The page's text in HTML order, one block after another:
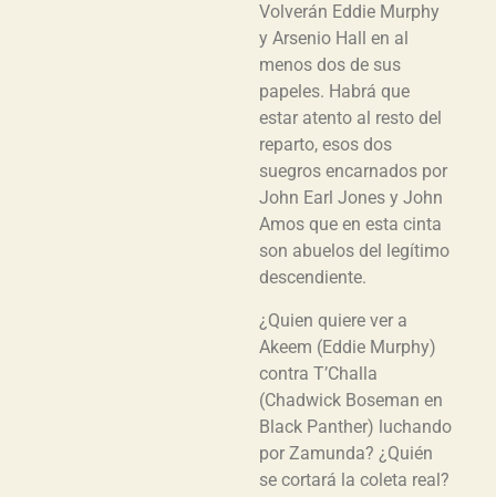
Volverán Eddie Murphy
y Arsenio Hall en al
menos dos de sus
papeles. Habrá que
estar atento al resto del
reparto, esos dos
suegros encarnados por
John Earl Jones y John
Amos que en esta cinta
son abuelos del legítimo
descendiente.
¿Quien quiere ver a
Akeem (Eddie Murphy)
contra T’Challa
(Chadwick Boseman en
Black Panther) luchando
por Zamunda? ¿Quién
se cortará la coleta real?